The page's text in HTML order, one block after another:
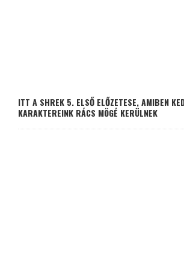
ITT A SHREK 5. ELSŐ ELŐZETESE, AMIBEN
KARAKTEREINK RÁCS MÖGÉ KERÜLNEK